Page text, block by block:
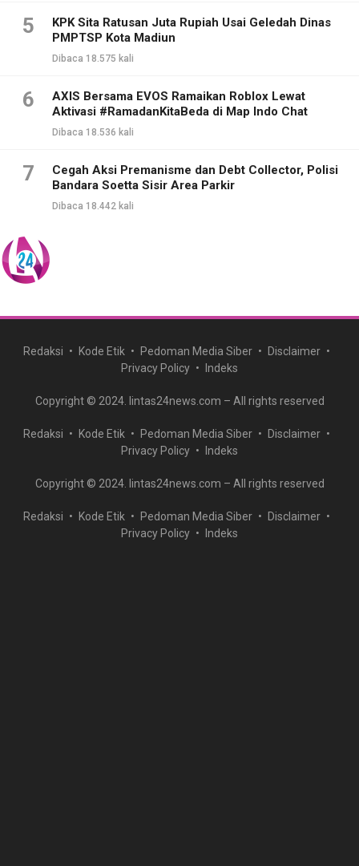
5
KPK Sita Ratusan Juta Rupiah Usai Geledah Dinas
PMPTSP Kota Madiun
Dibaca 18.575 kali
6
AXIS Bersama EVOS Ramaikan Roblox Lewat
Aktivasi #RamadanKitaBeda di Map Indo Chat
Dibaca 18.536 kali
7
Cegah Aksi Premanisme dan Debt Collector, Polisi
Bandara Soetta Sisir Area Parkir
Dibaca 18.442 kali
Redaksi Kode Etik Pedoman Media Siber
Disclaimer
Privacy Policy
Indeks
Copyright © 2024. lintas24news.com – All rights reserved
Redaksi Kode Etik Pedoman Media Siber
Disclaimer
Privacy Policy
Indeks
Copyright © 2024. lintas24news.com – All rights reserved
Redaksi Kode Etik Pedoman Media Siber
Disclaimer
Privacy Policy
Indeks